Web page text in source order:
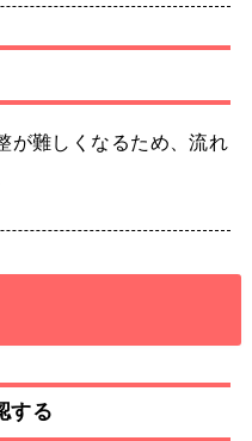
が難しくなるため、流れ
する